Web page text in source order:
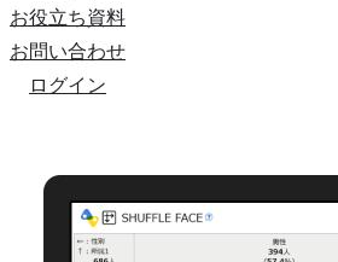
お役立ち資料
お問い合わせ
ログイン